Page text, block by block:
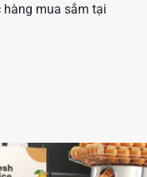
mua sắm tại